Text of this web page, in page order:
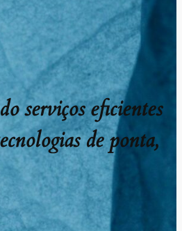
serviços eficientes
de ponta,